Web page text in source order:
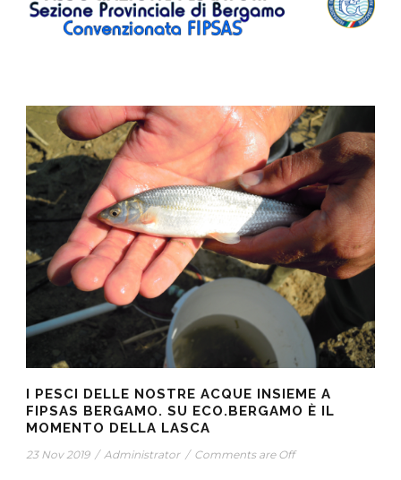
I PESCI DELLE NOSTRE ACQUE INSIEME A
FIPSAS BERGAMO. SU ECO.BERGAMO È IL
MOMENTO DELLA LASCA
23 Nov 2019 / Administrator / Comments are Off